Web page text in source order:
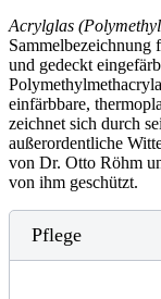
Acrylglas
Sammelbezeichnung
und gedeckt
einfärbbare,
zeichnet sich durch
außerordentliche
von Dr. Otto Röhm
von ihm geschützt.
Pflege